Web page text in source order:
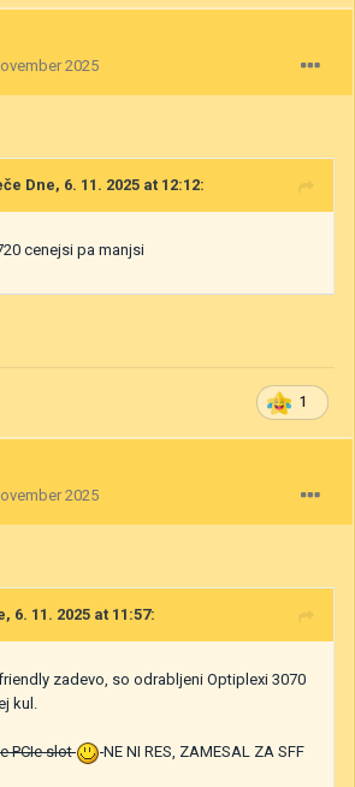
2025
Dne, 6. 11. 2025 at 12:12:
cenejsi pa manjsi
1
2025
6. 11. 2025 at 11:57:
zadevo, so odrabljeni Optiplexi 3070
kul.
PCIe slot NE NI RES, ZAMESAL ZA SFF